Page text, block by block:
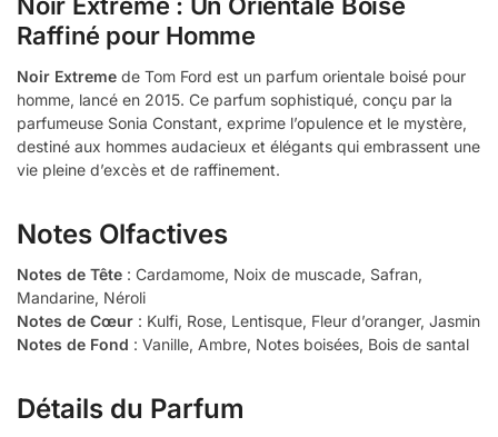
Raffiné pour Homme
Noir Extreme de Tom Ford est un parfum orientale boisé pour
homme, lancé en 2015. Ce parfum sophistiqué, conçu par la
parfumeuse Sonia Constant, exprime l’opulence et le mystère,
destiné aux hommes audacieux et élégants qui embrassent une
vie pleine d’excès et de raffinement.
Notes Olfactives
Notes de Tête : Cardamome, Noix de muscade, Safran,
Mandarine, Néroli
Notes de Cœur : Kulfi, Rose, Lentisque, Fleur d’oranger, Jasmin
Notes de Fond : Vanille, Ambre, Notes boisées, Bois de santal
Détails du Parfum